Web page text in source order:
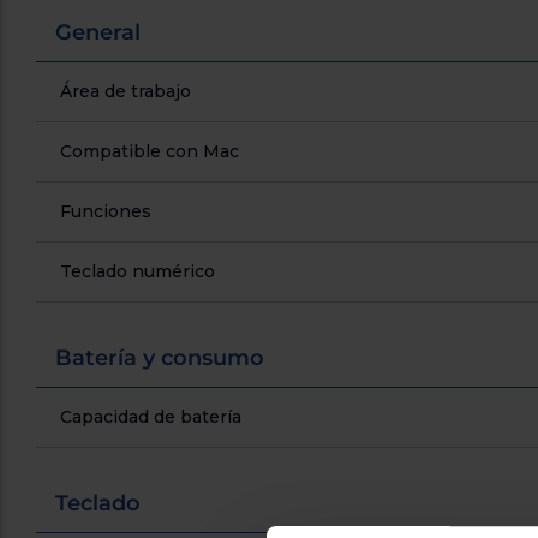
General
Área de trabajo
Compatible con Mac
Funciones
Teclado numérico
Batería y consumo
Capacidad de batería
Teclado